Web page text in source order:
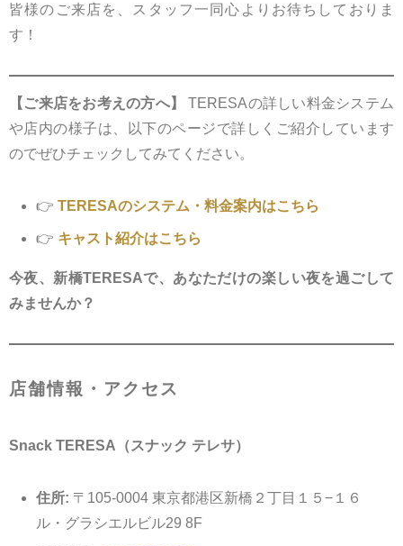
皆様のご来店を、スタッフ一同心よりお待ちしておりま
す！
【ご来店をお考えの方へ】
TERESAの詳しい料金システム
や店内の様子は、以下のページで詳しくご紹介しています
のでぜひチェックしてみてください。
👉 TERESAのシステム・料金案内はこちら
👉 キャスト紹介はこちら
今夜、新橋TERESAで、あなただけの楽しい夜を過ごして
みませんか？
店舗情報・アクセス
Snack TERESA（スナック テレサ）
住所: 〒105-0004 東京都港区新橋２丁目１５−１６
ル・​グラシエルビル29 8F